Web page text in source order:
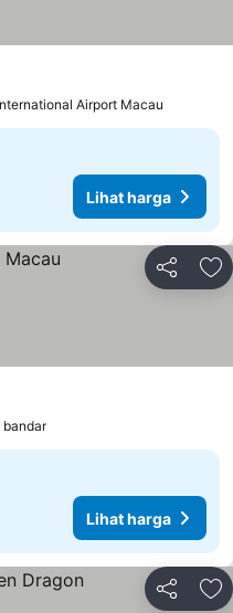
Airport Macau
Lihat harga
Kongsi
bandar
Lihat harga
Kongsi